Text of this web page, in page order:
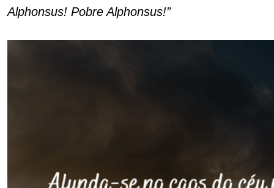
Alphonsus! Pobre Alphonsus!”